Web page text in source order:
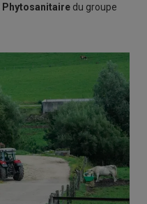
Phytosanitaire du groupe